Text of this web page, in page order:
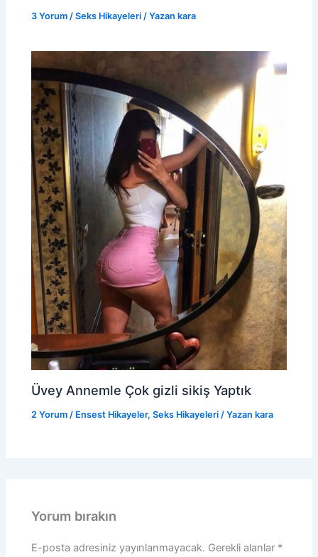
3 Yorum /Seks Hikayeleri / Yazan kara
Üvey Annemle Çok gizli sikiş Yaptık
2 Yorum / Ensest Hikayeler,Seks Hikayeleri / Yazan kara
Yorum bırakın
E-posta adresiniz yayınlanmayacak. Gerekli alanlar *